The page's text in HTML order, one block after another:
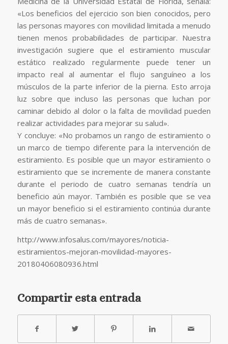
«Los beneficios del ejercicio son bien conocidos, pero
las personas mayores con movilidad limitada a menudo
tienen menos probabilidades de participar. Nuestra
investigación sugiere que el estiramiento muscular
estático realizado regularmente puede tener un
impacto real al aumentar el flujo sanguíneo a los
músculos de la parte inferior de la pierna. Esto arroja
luz sobre que incluso las personas que luchan por
caminar debido al dolor o la falta de movilidad pueden
realizar actividades para mejorar su salud».
Y concluye: «No probamos un rango de estiramiento o
un marco de tiempo diferente para la intervención de
estiramiento. Es posible que un mayor estiramiento o
estiramiento que se incremente de manera constante
durante el periodo de cuatro semanas tendría un
beneficio aún mayor. También es posible que se vea
un mayor beneficio si el estiramiento continúa durante
más de cuatro semanas».
http://www.infosalus.com/mayores/noticia-
estiramientos-mejoran-movilidad-mayores-
20180406080936.html
Compartir esta entrada